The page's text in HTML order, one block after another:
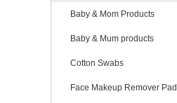
Baby & Mom Products
Baby & Mum products
Cotton Swabs
Face Makeup Remover Pad